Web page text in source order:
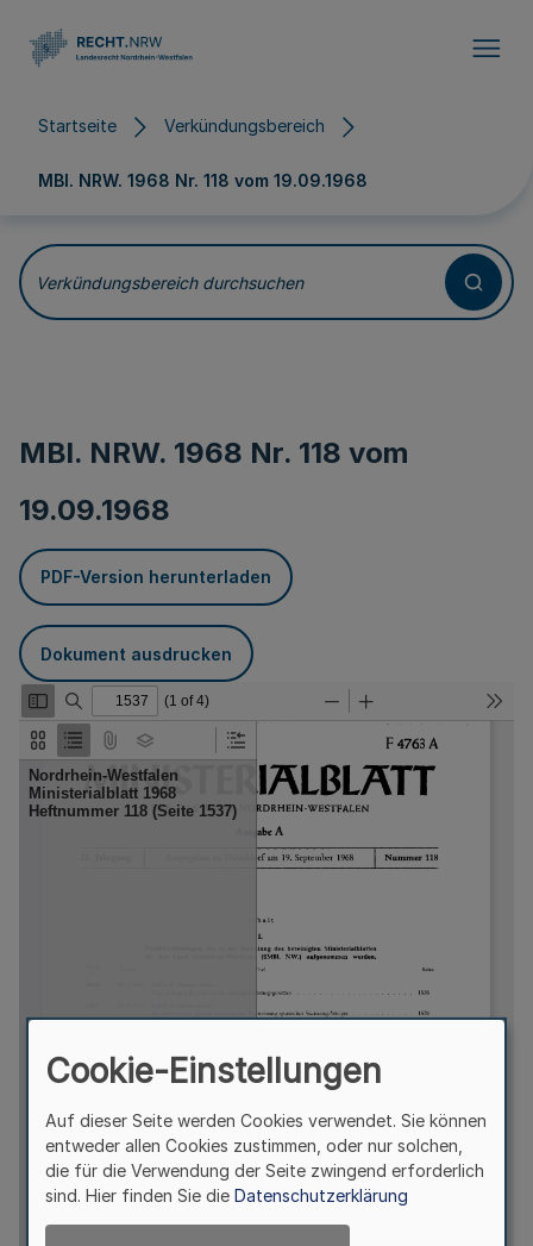
Startseite Verkündungsbereich
MBl. NRW. 1968 Nr. 118 vom 19.09.1968
Verkündungsbereich durchsuchen
MBl. NRW. 1968 Nr. 118 vom
19.09.1968
PDF-Version herunterladen
Dokument ausdrucken
Cookie-Einstellungen
Auf dieser Seite werden Cookies verwendet. Sie können
entweder allen Cookies zustimmen, oder nur solchen,
die für die Verwendung der Seite zwingend erforderlich
sind. Hier finden Sie die Datenschutzerklärung